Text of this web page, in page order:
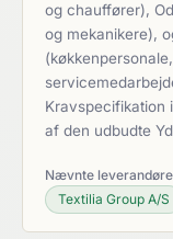
og chauffører),
og mekanikere),
Kravspecifikation
af den udbudte
Nævnte
Textilia Group A/S